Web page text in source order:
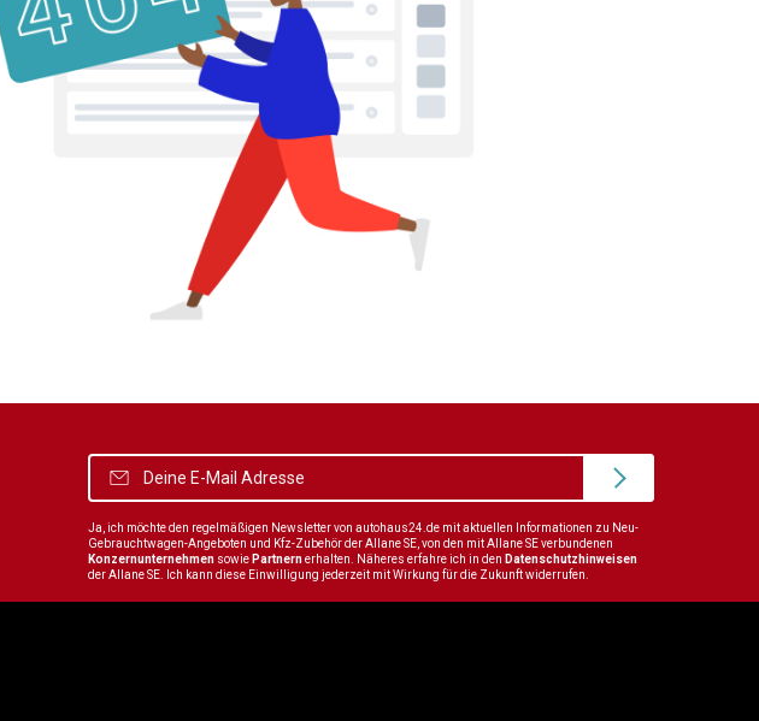
Ja, ich möchte den regelmäßigen Newsletter von autohaus24.de mit aktuellen Informationen zu Neu-
Gebrauchtwagen-Angeboten und Kfz-Zubehör der Allane SE, von den mit Allane SE verbundenen
Konzernunternehmen sowie Partnernerhalten. Näheres erfahre ich in den Datenschutzhinweisen
der Allane SE. Ich kann diese Einwilligung jederzeit mit Wirkung für die Zukunft widerrufen.